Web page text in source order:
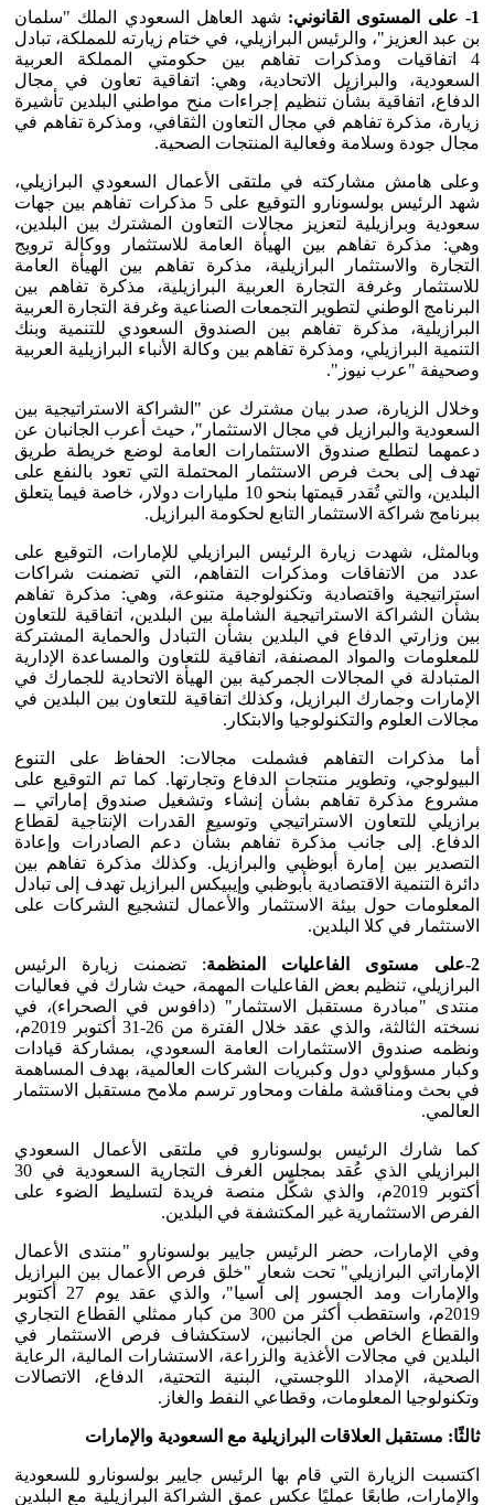
1- على المستوى القانوني:
شهد العاهل السعودي الملك "سلمان
بن عبد العزيز"، والرئيس البرازيلي، في ختام زيارته للمملكة، تبادل
4 اتفاقيات ومذكرات تفاهم بين حكومتي المملكة العربية
السعودية، والبرازيل الاتحادية، وهي: اتفاقية تعاون في مجال
الدفاع، اتفاقية بشأن تنظيم إجراءات منح مواطني البلدين تأشيرة
زيارة، مذكرة تفاهم في مجال التعاون الثقافي، ومذكرة تفاهم في
مجال جودة وسلامة وفعالية المنتجات الصحية.
وعلى هامش مشاركته في ملتقى الأعمال السعودي البرازيلي،
شهد الرئيس بولسونارو التوقيع على 5 مذكرات تفاهم بين جهات
سعودية وبرازيلية لتعزيز مجالات التعاون المشترك بين البلدين،
وهي: مذكرة تفاهم بين الهيأة العامة للاستثمار ووكالة ترويج
التجارة والاستثمار البرازيلية، مذكرة تفاهم بين الهيأة العامة
للاستثمار وغرفة التجارة العربية البرازيلية، مذكرة تفاهم بين
البرنامج الوطني لتطوير التجمعات الصناعية وغرفة التجارة العربية
البرازيلية، مذكرة تفاهم بين الصندوق السعودي للتنمية وبنك
التنمية البرازيلي، ومذكرة تفاهم بين وكالة الأنباء البرازيلية العربية
وصحيفة "عرب نيوز".
وخلال الزيارة، صدر بيان مشترك عن "الشراكة الاستراتيجية بين
السعودية والبرازيل في مجال الاستثمار"، حيث أعرب الجانبان عن
دعمهما لتطلع صندوق الاستثمارات العامة لوضع خريطة طريق
تهدف إلى بحث فرص الاستثمار المحتملة التي تعود بالنفع على
البلدين، والتي تُقدر قيمتها بنحو 10 مليارات دولار، خاصة فيما يتعلق
ببرنامج شراكة الاستثمار التابع لحكومة البرازيل.
وبالمثل، شهدت زيارة الرئيس البرازيلي للإمارات، التوقيع على
عدد من الاتفاقات ومذكرات التفاهم، التي تضمنت شراكات
استراتيجية واقتصادية وتكنولوجية متنوعة، وهي: مذكرة تفاهم
بشأن الشراكة الاستراتيجية الشاملة بين البلدين، اتفاقية للتعاون
بين وزارتي الدفاع في البلدين بشأن التبادل والحماية المشتركة
للمعلومات والمواد المصنفة، اتفاقية للتعاون والمساعدة الإدارية
المتبادلة في المجالات الجمركية بين الهيأة الاتحادية للجمارك في
الإمارات وجمارك البرازيل، وكذلك اتفاقية للتعاون بين البلدين في
مجالات العلوم والتكنولوجيا والابتكار.
أما مذكرات التفاهم فشملت مجالات: الحفاظ على التنوع
البيولوجي، وتطوير منتجات الدفاع وتجارتها. كما تم التوقيع على
مشروع مذكرة تفاهم بشأن إنشاء وتشغيل صندوق إماراتي ــ
برازيلي للتعاون الاستراتيجي وتوسيع القدرات الإنتاجية لقطاع
الدفاع. إلى جانب مذكرة تفاهم بشأن دعم الصادرات وإعادة
التصدير بين إمارة أبوظبي والبرازيل. وكذلك مذكرة تفاهم بين
دائرة التنمية الاقتصادية بأبوظبي وإيبيكس البرازيل تهدف إلى تبادل
المعلومات حول بيئة الاستثمار والأعمال لتشجيع الشركات على
الاستثمار في كلا البلدين.
2-على مستوى الفاعليات المنظمة
: تضمنت زيارة الرئيس
البرازيلي، تنظيم بعض الفاعليات المهمة، حيث شارك في فعاليات
منتدى "مبادرة مستقبل الاستثمار" (دافوس في الصحراء)، في
نسخته الثالثة، والذي عقد خلال الفترة من 26-31 أكتوبر 2019م،
ونظمه صندوق الاستثمارات العامة السعودي، بمشاركة قيادات
وكبار مسؤولي دول وكبريات الشركات العالمية، بهدف المساهمة
في بحث ومناقشة ملفات ومحاور ترسم ملامح مستقبل الاستثمار
العالمي.
كما شارك الرئيس بولسونارو في ملتقى الأعمال السعودي
البرازيلي الذي عُقد بمجلس الغرف التجارية السعودية في 30
أكتوبر 2019م، والذي شكَّل منصة فريدة لتسليط الضوء على
الفرص الاستثمارية غير المكتشفة في البلدين.
وفي الإمارات، حضر الرئيس جايير بولسونارو "منتدى الأعمال
الإماراتي البرازيلي" تحت شعار "خلق فرص الأعمال بين البرازيل
والإمارات ومد الجسور إلى آسيا"، والذي عقد يوم 27 أكتوبر
2019م، واستقطب أكثر من 300 من كبار ممثلي القطاع التجاري
والقطاع الخاص من الجانبين، لاستكشاف فرص الاستثمار في
البلدين في مجالات الأغذية والزراعة، الاستشارات المالية، الرعاية
الصحية، الإمداد اللوجستي، البنية التحتية، الدفاع، الاتصالات
وتكنولوجيا المعلومات، وقطاعي النفط والغاز.
ثالثًا: مستقبل العلاقات البرازيلية مع السعودية والإمارات
اكتسبت الزيارة التي قام بها الرئيس جايير بولسونارو للسعودية
والإمارات، طابعًا عمليًا عكس عمق الشراكة البرازيلية مع البلدين